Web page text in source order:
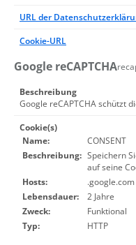
URL der
Cookie-URL
Google reCAPTCHA
Beschreibung
Google reCAPTCHA schützt
Cookie(s)
Name:
CONSENT
Beschreibung: Speichern
auf seine
Hosts:
.google.com
Lebensdauer:
2 Jahre
Zweck:
Funktional
Typ:
HTTP